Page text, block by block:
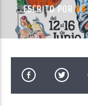
TÍTULO
ARTISTA
Radio
ESCRITO POR